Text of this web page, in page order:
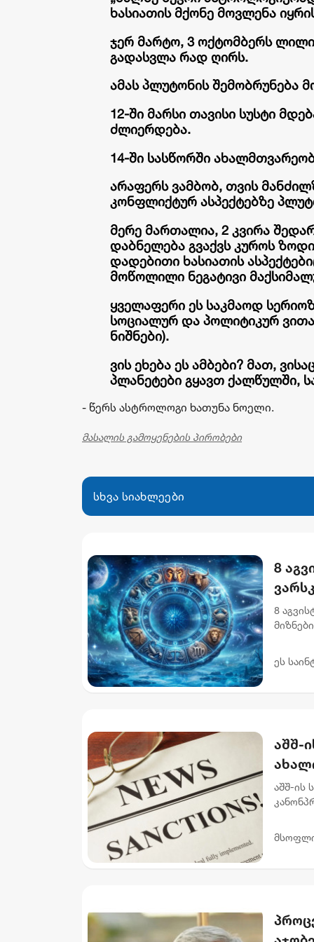
ხასიათის მქონე მოვლენა
ჯერ მარტო, 3 ოქტომბერს
გადასვლა რად ღირს.
ამას პლუტონის შემობრუნება
12-ში მარსი თავისი სუსტი
ძლიერდება.
14-ში სასწორში
არაფერს ვამბობ, თვის
კონფლიქტურ ასპექტებზე
მერე მართალია, 2 კვირა
დაბნელება გვაქვს კუროს
დადებითი ხასიათის
მოწოლილი ნეგატივი
ყველაფერი ეს საკმაოდ
სოციალურ და პოლიტიკურ
ნიშნები).
ვის ეხება ეს ამბები? მათ,
პლანეტები გყავთ ქალწულში,
- წერს ასტროლოგი ხათუნა ნოელი.
მასალის გამოყენების პირობები
სხვა სიახლეები
8
8
ეს
აშშ-
აშშ-ის
დამატ...